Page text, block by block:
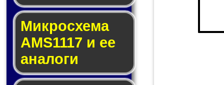
Микросхема
AMS1117 и ее
ана­ло­ги